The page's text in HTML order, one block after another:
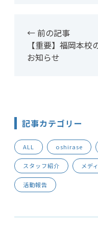
← 前の記事
【重要】福岡本
お知らせ
記事カテゴリー
ALL oshirase
スタッフ紹介 メデ
活動報告